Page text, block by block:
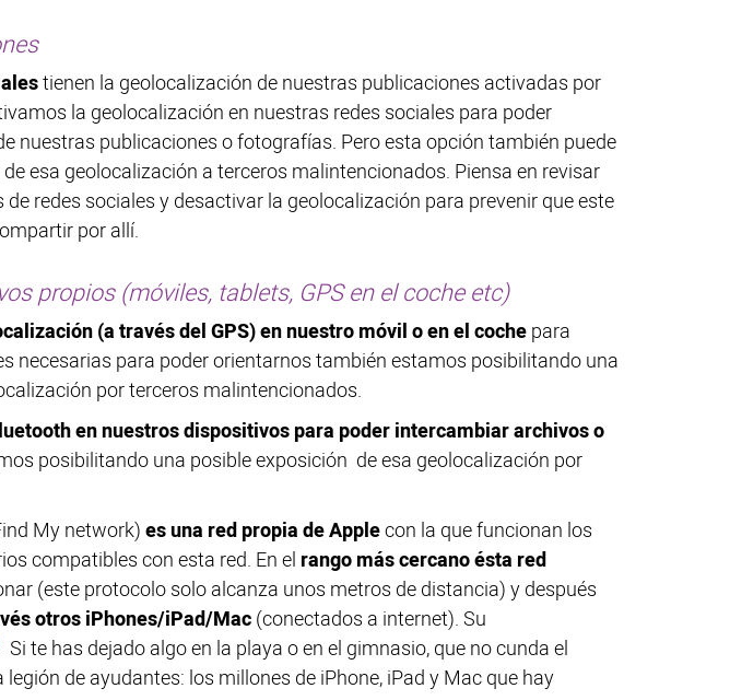
tienen la geolocalización de nuestras publicaciones activadas por
la geolocalización en nuestras redes sociales para poder
nuestras publicaciones o fotografías. Pero esta opción también puede
esa geolocalización a terceros malintencionados. Piensa en revisar
redes sociales y desactivar la geolocalización para prevenir que este
por allí.
propios (móviles, tablets, GPS en el coche etc)
(a través del GPS) en nuestro móvil o en el cochepara
necesarias para poder orientarnos también estamos posibilitando una
por terceros malintencionados.
en nuestros dispositivos para poder intercambiar archivos o
posibilitando una posible exposición de esa geolocalización por
My network)es una red propia de Applecon la que funcionan los
compatibles con esta red. En el rango más cercano ésta red
(este protocolo solo alcanza unos metros de distancia) y después
otros iPhones/iPad/Mac(conectados a internet). Su
Si te has dejado algo en la playa o en el gimnasio, que no cunda el
de ayudantes: los millones de iPhone, iPad y Mac que hay